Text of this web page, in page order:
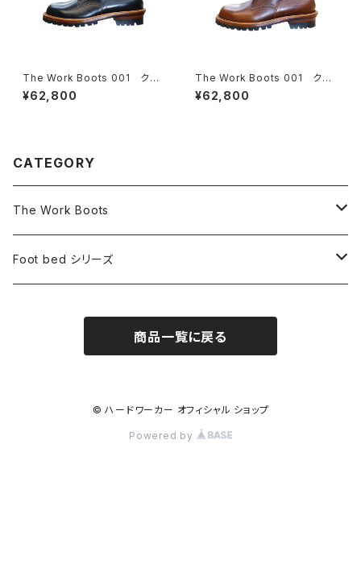
The Work Boots 001 クロ
ムエクセルレザー【ブラック】
¥62,800
The Work Boots 001 クロ
ムエクセルレザー【チョコ】
¥62,800
CATEGORY
The Work Boots
ブーツ
交換用アッパー
Foot bed シリーズ
フットベッドシューズ＆サンダル
フットベッドスニーカー
商品一覧に戻る
© ハードワーカー オフィシャル ショップ
Powered by